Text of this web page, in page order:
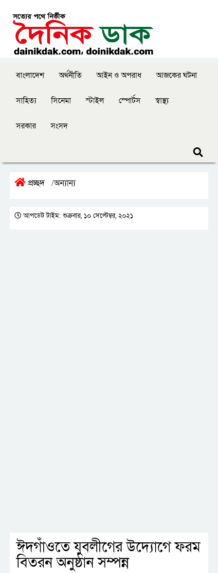
বাংলাদেশ অর্থনীতি আইন ও অপরাধ আজকের ঘটনা
সাহিত্য সিনেমা স্টাইল স্পোর্টস স্বাস্থ্য
সরকার সংসদ
প্রচ্ছদ /অন্যান্য
আপডেট টাইম: শুক্রবার, ১০ সেপ্টেম্বর, ২০২১
ঈদগাঁওতে যুবলীগের উদ্যোগে ফরম
বিতরন অনুষ্ঠান সম্পন্ন